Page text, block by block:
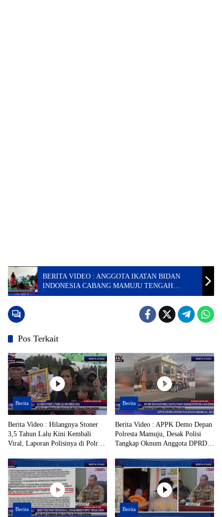
BERITA VIDEO : ANGGOTA IKATAN BIDAN
INDONESIA CABANG MAMUJU TENGAH
GELAR UJI KOMPETENSI
Pos Terkait
Berita
Berita Video : Hilangnya Stoner
3,5 Tahun Lalu Kini Kembali
Viral, Laporan Polisinya di Polres
Berita
Berita Video : APPK Demo Depan
Polresta Mamuju, Desak Polisi
Tangkap Oknum Anggota DPRD
Tersangka Tambang Emas Ilegal
Berita Berita